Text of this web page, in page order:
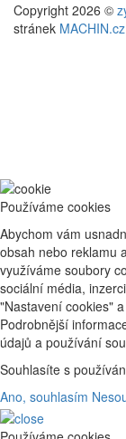
Copyright 2026 ©
stránek MACHIN.cz
Používáme cookies
Abychom vám
obsah nebo reklamu
využíváme soubory
sociální média,
"Nastavení cookies"
Podrobnější
údajů a používání
Souhlasíte s
Ano, souhlasím